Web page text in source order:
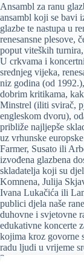
Ansambl za ranu
ansambl koji se bavi
glazbe te nastupa u
renesansne plesove,
poput viteških
U crkvama i
srednjeg vijeka,
niz godina (od
dobrim kritikama,
Minstrel (iliti svirač,
engleskom dvoru),
približe najljepše
uz vrhunske
Farmer, Susato ili
izvođena glazbena
skladatelja koji su
Komnena, Julija
Ivana Lukačića ili
publici djela naše
duhovne i svjetovne
edukativne koncerte
kojima kroz govorne
radu ljudi u vrijeme
2013. pokrenuo